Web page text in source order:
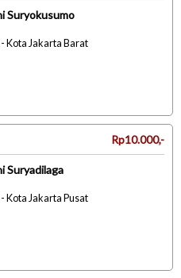
Suryokusumo
Kota Jakarta Barat
Rp10.000,-
Suryadilaga
Kota Jakarta Pusat